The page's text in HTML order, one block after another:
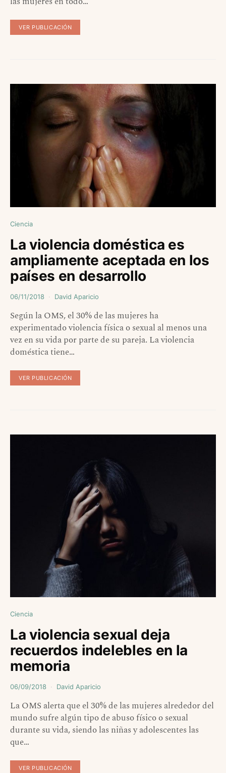
VER PUBLICACIÓN
Ciencia
La violencia doméstica es
ampliamente aceptada en los
países en desarrollo
06/11/2018 David Aparicio
Según la OMS, el 30% de las mujeres ha
experimentado violencia física o sexual al menos una
vez en su vida por parte de su pareja. La violencia
doméstica tiene…
VER PUBLICACIÓN
Ciencia
La violencia sexual deja
recuerdos indelebles en la
memoria
06/09/2018 David Aparicio
La OMS alerta que el 30% de las mujeres alrededor del
mundo sufre algún tipo de abuso físico o sexual
durante su vida, siendo las niñas y adolescentes las
que…
VER PUBLICACIÓN